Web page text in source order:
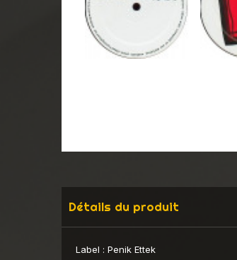
Détails du produit
Label : Penik Ettek